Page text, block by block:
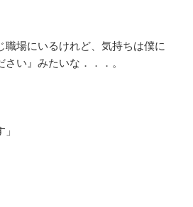
職場にいるけれど、気持ちは僕に
い』みたいな．．．。